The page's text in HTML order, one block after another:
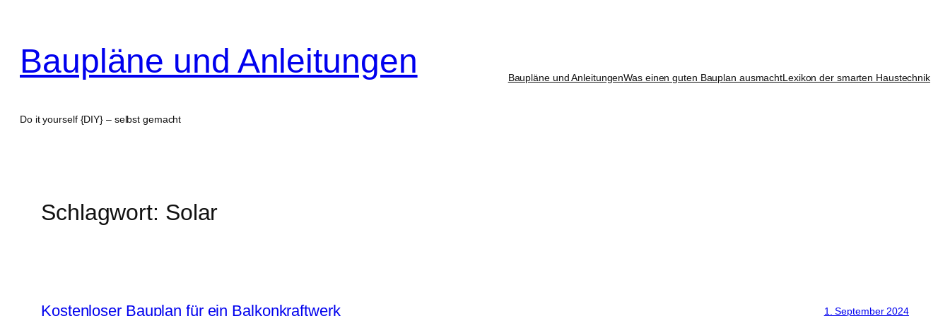
springen
Baupläne und Anleitungen
Do it yourself {DIY} – selbst gemacht
Baupläne und AnleitungenWas einen guten Bauplan ausmachtLexikon der smarten Haustechnik
Schlagwort: Solar
Kostenloser Bauplan für ein Balkonkraftwerk 1. September 2024